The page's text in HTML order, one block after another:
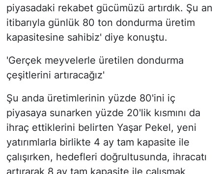
piyasadaki rekabet gücümüzü artırdık. Şu an
itibarıyla günlük 80 ton dondurma üretim
kapasitesine sahibiz' diye konuştu.
'Gerçek meyvelerle üretilen dondurma
çeşitlerini artıracağız'
Şu anda üretimlerinin yüzde 80'ini iç
piyasaya sunarken yüzde 20'lik kısmını da
ihraç ettiklerini belirten Yaşar Pekel, yeni
yatırımlarla birlikte 4 ay tam kapasite ile
çalışırken, hedefleri doğrultusunda, ihracatı